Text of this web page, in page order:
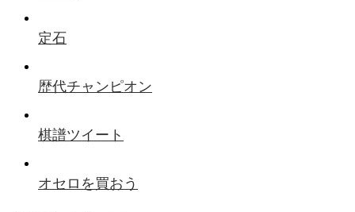
定石
歴代チャンピオン
棋譜ツイート
オセロを買おう